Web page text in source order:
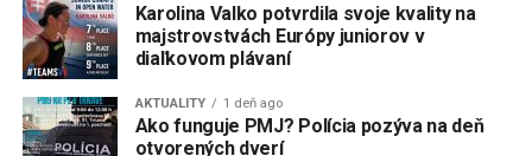
Karolina Valko potvrdila svoje kvality na
majstrovstvách Európy juniorov v
diaľkovom plávaní
AKTUALITY 1 deň ago
Ako funguje PMJ? Polícia pozýva na deň
otvorených dverí